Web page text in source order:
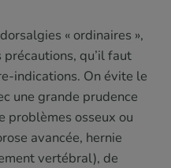
« ordinaires »,
qu’il faut
indications. On évite le
une grande prudence
problèmes osseux ou
avancée, hernie
vertébral), de